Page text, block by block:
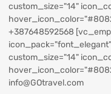
custom_size="14"
+387648592568
custom_size="14"
info@GOtravel.com